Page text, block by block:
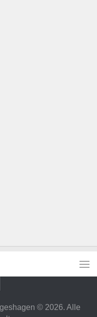
© 2026. Alle